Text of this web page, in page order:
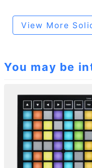
View More
You may be